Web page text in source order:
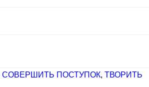
СОВЕРШИТЬ ПОСТУПОК, ТВОРИТЬ